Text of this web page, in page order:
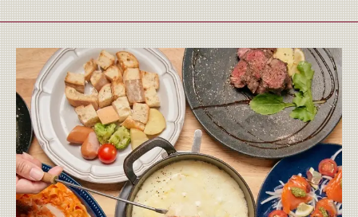
この店舗情報をシェアする